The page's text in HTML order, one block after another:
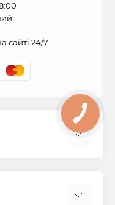
сайті 24/7